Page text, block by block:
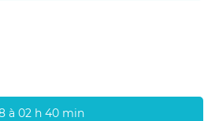
à 02 h 40 min